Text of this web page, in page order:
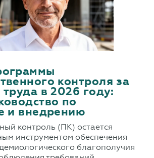
контроля за
в 2026 году:
по
и внедрению
контроль (ПК) остается
инструментом обеспечения
благополучия